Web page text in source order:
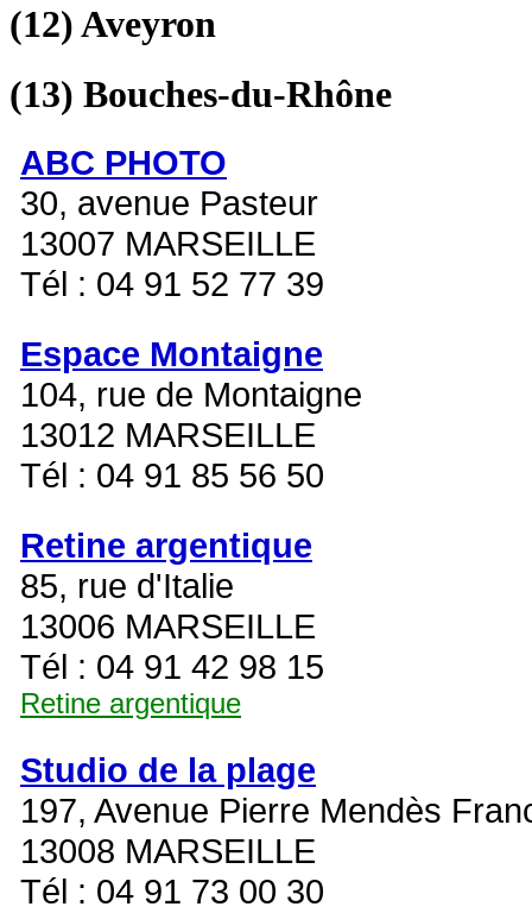
(12)Aveyron
(13) Bouches-du-Rhône
ABC PHOTO
30, avenue Pasteur
13007 MARSEILLE
Tél : 04 91 52 77 39
Espace Montaigne
104, rue de Montaigne
13012 MARSEILLE
Tél : 04 91 85 56 50
Retine argentique
85, rue d'Italie
13006 MARSEILLE
Tél : 04 91 42 98 15
Retine argentique
Studio de la plage
197, Avenue Pierre Mendès
13008 MARSEILLE
Tél : 04 91 73 00 30